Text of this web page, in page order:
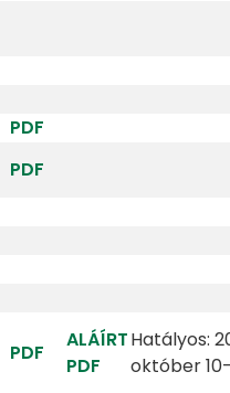
PDF
PDF
PDF
ALÁÍRT
PDF
Hatályos:
október